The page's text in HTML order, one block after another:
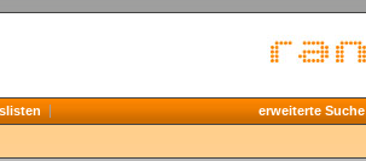
erweiterte Suche